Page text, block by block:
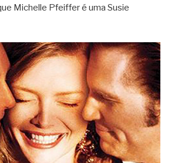
Michelle Pfeiffer é uma Susie